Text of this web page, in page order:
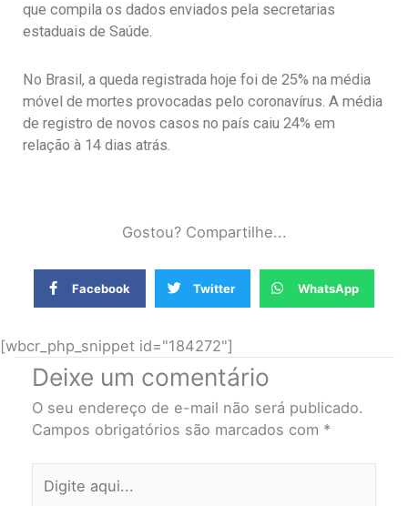
que compila os dados enviados pela secretarias
estaduais de Saúde.
No Brasil, a queda registrada hoje foi de 25% na média
móvel de mortes provocadas pelo coronavírus. A média
de registro de novos casos no país caiu 24% em
relação à 14 dias atrás.
Gostou? Compartilhe...
Facebook Twitter WhatsApp
[wbcr_php_snippet id="184272"]
Deixe um comentário
O seu endereço de e-mail não será publicado.
Campos obrigatórios são marcados com *
aqui...